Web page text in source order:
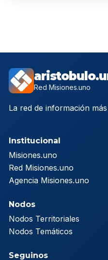
Red Misiones.uno
La red de información
Institucional
Misiones.uno
Red Misiones.uno
Agencia Misiones.uno
Nodos
Nodos Territoriales
Nodos Temáticos
Seguinos